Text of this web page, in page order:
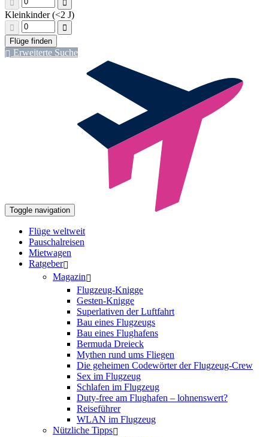
Kleinkinder (<2 J)
Erweiterte Suche
Toggle navigation
Flüge weltweit
Pauschalreisen
Mietwagen
Ratgeber
Magazin
Flugzeug-Knigge
Gesten-Knigge
Superlativen der Luftfahrt
Bau eines Flugzeugs
Bau eines Flughafens
Bermuda Dreieck
Mythen rund ums Fliegen
Die geheimen Codewörter der Flugzeug-Crew
Sex im Flugzeug
Schlafen im Flugzeug
Duty-free am Flughafen – lohnenswert?
Reiseführer
WLAN im Flugzeug
Nützliche Tipps